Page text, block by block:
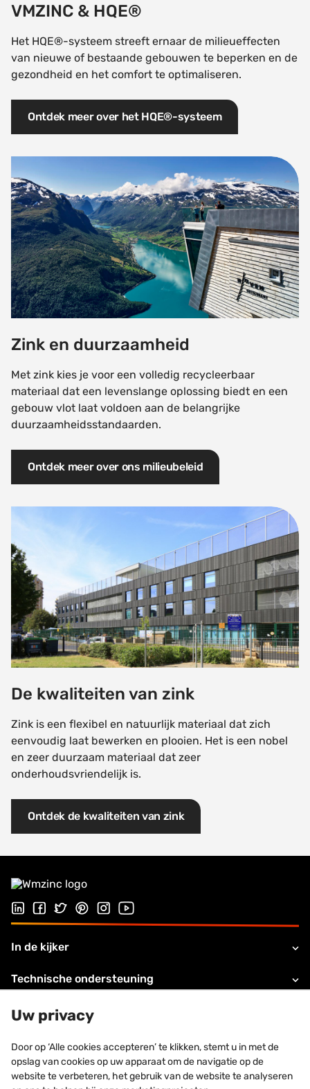
Gezondheid
Protocol AFSSET
COV/formaldehyde
voor de
VMZ Opus
A+/COV/Formaldehyde
(Frans decreet van
23 maart 2011 op
de wettelijke
etikettering)
1
VMZINC & HQE®
Het HQE®-systeem streeft ernaar de milieueffecten
van nieuwe of bestaande gebouwen te beperken en de
gezondheid en het comfort te optimaliseren.
Ontdek meer over het HQE®-systeem
Zink en duurzaamheid
Met zink kies je voor een volledig recycleerbaar
materiaal dat een levenslange oplossing biedt en een
gebouw vlot laat voldoen aan de belangrijke
duurzaamheidsstandaarden.
Ontdek meer over ons milieubeleid
De kwaliteiten van zink
Zink is een flexibel en natuurlijk materiaal dat zich
eenvoudig laat bewerken en plooien. Het is een nobel
en zeer duurzaam materiaal dat zeer
onderhoudsvriendelijk is.
Ontdek de kwaliteiten van zink
Volg ons op LinkedIn
Volg ons op Facebook
Volg ons op Twitter
Volg ons op Pinterest
Volg ons op Instagram
Bezoek ons YouTube-kanaal
In de kijker
Technische ondersteuning
Over VZMINC
Legale informatie
Contacteer ons
Uw privacy
Door op ‘Alle cookies accepteren’ te klikken, stemt u in met de
opslag van cookies op uw apparaat om de navigatie op de
website te verbeteren, het gebruik van de website te analyseren